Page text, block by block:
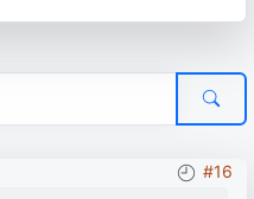
#16